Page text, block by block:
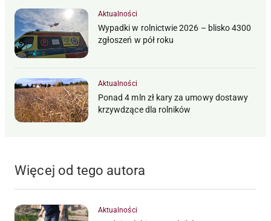
Aktualności
Wypadki w rolnictwie 2026 – blisko 4300
zgłoszeń w pół roku
Aktualności
Ponad 4 mln zł kary za umowy dostawy
krzywdzące dla rolników
Więcej od tego autora
Aktualności